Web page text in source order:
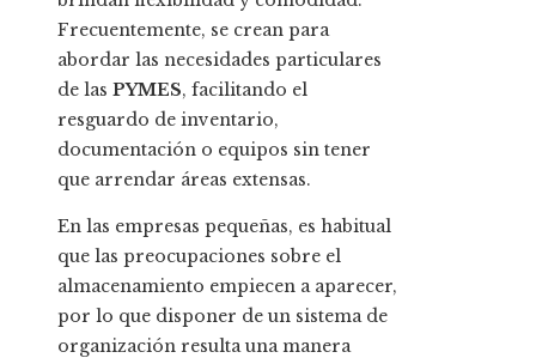
Frecuentemente, se crean para
abordar las necesidades particulares
de las PYMES, facilitando el
resguardo de inventario,
documentación o equipos sin tener
que arrendar áreas extensas.
En las empresas pequeñas, es habitual
que las preocupaciones sobre el
almacenamiento empiecen a aparecer,
por lo que disponer de un sistema de
organización resulta una manera